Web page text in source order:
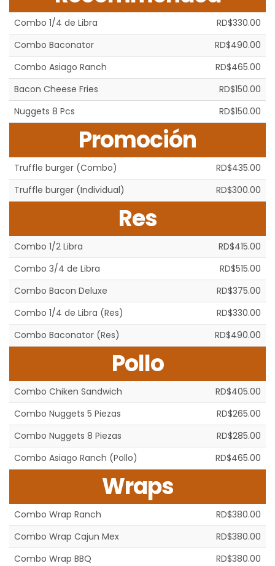
Combo 1/4 de Libra
RD$330.00
Combo Baconator
RD$490.00
Combo Asiago Ranch
RD$465.00
Bacon Cheese Fries
RD$150.00
Nuggets 8 Pcs
RD$150.00
Promoción
Truffle burger (Combo)
RD$435.00
Truffle burger (Individual)
RD$300.00
Res
Combo 1/2 Libra
RD$415.00
Combo 3/4 de Libra
RD$515.00
Combo Bacon Deluxe
RD$375.00
Combo 1/4 de Libra (Res)
RD$330.00
Combo Baconator (Res)
RD$490.00
Pollo
Combo Chiken Sandwich
RD$405.00
Combo Nuggets 5 Piezas
RD$265.00
Combo Nuggets 8 Piezas
RD$285.00
Combo Asiago Ranch (Pollo)
RD$465.00
Wraps
Combo Wrap Ranch
RD$380.00
Combo Wrap Cajun Mex
RD$380.00
Combo Wrap BBQ
RD$380.00